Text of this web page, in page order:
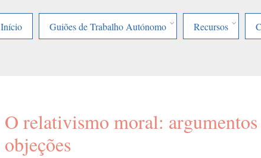
Início
Guiões de Trabalho Autónomo Recursos
O relativismo moral: argumentos
objeções